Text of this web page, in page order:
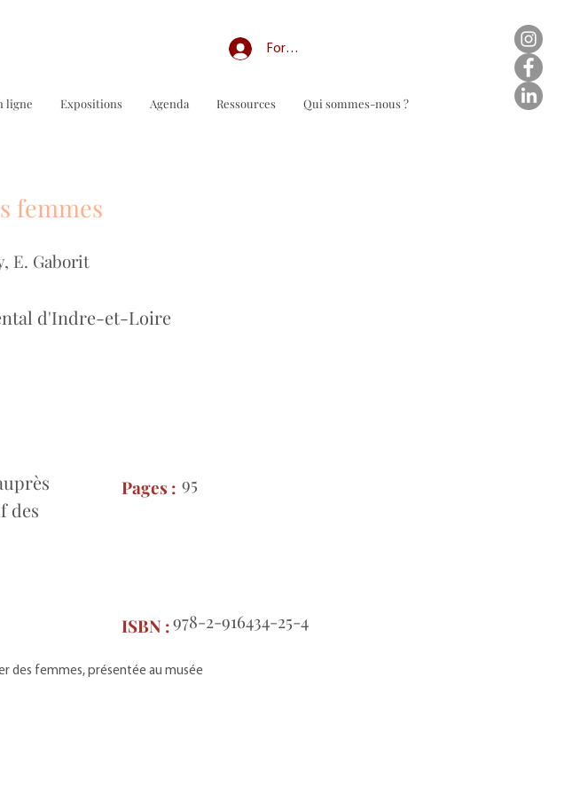
Forum professionnel/My Groups
ligne Expositions Agenda Ressources Qui sommes-nous ?
femmes
E. Gaborit
d'Indre-et-Loire
des
95
Pages :
978-2-916434-25-4
ISBN :
des femmes, présentée au musée